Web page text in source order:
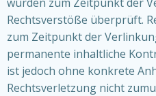
Rechtsverstöße überprüft.
zum Zeitpunkt der
permanente inhaltliche
ist jedoch ohne konkrete
Rechtsverletzung nicht